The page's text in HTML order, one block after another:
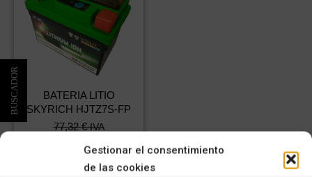
Gestionar el consentimiento
de las cookies
BATERIA LITIO
SKYRICH HJTZ7S-FP
77,32€ IVA
incluido